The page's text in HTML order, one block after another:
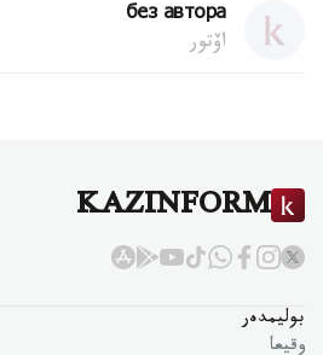
без автора
اۆتور
KAZINFORM
بوليمدەر
وقيعا